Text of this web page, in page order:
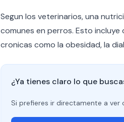
Segun los veterinarios, una
comunes en perros. Esto
cronicas como la obesidad, la
¿Ya tienes claro lo que
Si prefieres ir directamente a ver